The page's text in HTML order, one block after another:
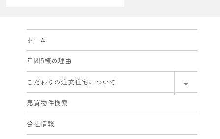
ホーム
年間5棟の理由
こだわりの注文住宅について
売買物件検索
会社情報